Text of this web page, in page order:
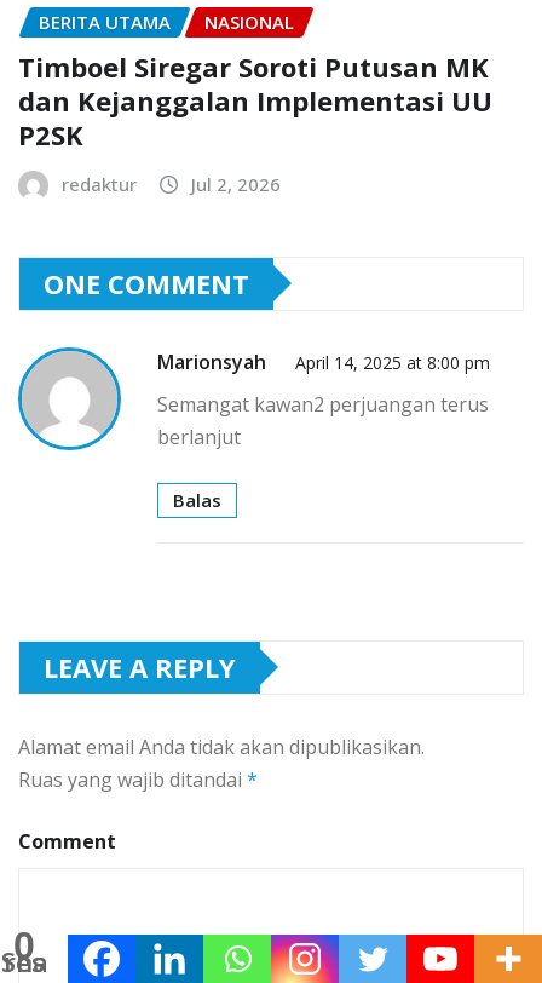
0
Shares
BERITA UTAMA NASIONAL
Timboel Siregar Soroti Putusan MK
dan Kejanggalan Implementasi UU
P2SK
redaktur Jul 2, 2026
ONE COMMENT
Marionsyah April 14, 2025 at 8:00 pm
Semangat kawan2 perjuangan terus
berlanjut
Balas
LEAVE A REPLY
Alamat email Anda tidak akan dipublikasikan.
Ruas yang wajib ditandai *
Comment